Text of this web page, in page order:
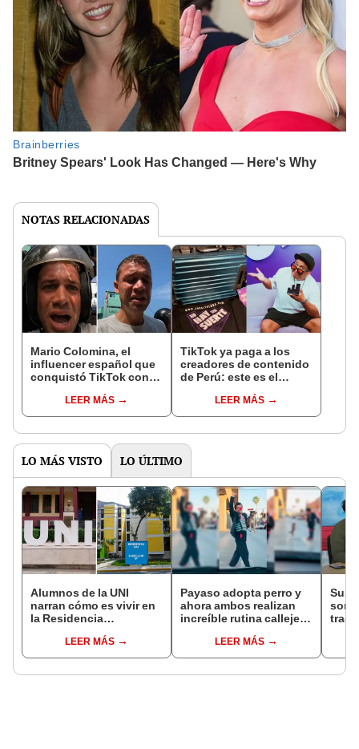
NOTAS RELACIONADAS
Mario Colomina, el
influencer español que
conquistó TikTok con
"Mi amor nació por la
gastronomía"
LEER MÁS
TikTok ya paga a los
creadores de contenido
de Perú: este es el
llegar a cobrar por 1.000
vistas
LEER MÁS
LO MÁS VISTO LO ÚLTIMO
Alumnos de la UNI
narran cómo es vivir en
la Residencia
despiertan a las 4.00 a.
m."
LEER MÁS
Payaso adopta perro y
ahora ambos realizan
increíble rutina callejera
LEER MÁS
traer